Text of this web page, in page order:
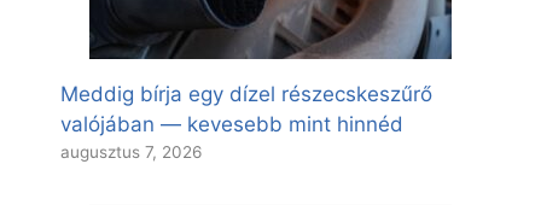
Meddig bírja egy dízel részecskeszűrő
valójában — kevesebb mint hinnéd
augusztus 7, 2026